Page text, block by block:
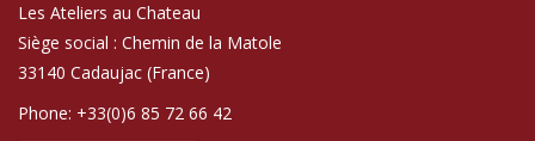
Les Ateliers au Chateau
Siège social : Chemin de la Matole
33140 Cadaujac (France)
Phone: +33(0)6 85 72 66 42